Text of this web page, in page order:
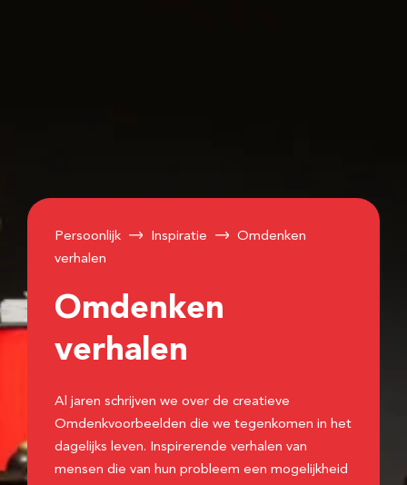
Persoonlijk Inspiratie
Omdenken
verhalen
Omdenken
verhalen
Al jaren schrijven we over de creatieve
Omdenkvoorbeelden die we tegenkomen in het
dagelijks leven. Inspirerende verhalen van
mensen die van hun probleem een mogelijkheid